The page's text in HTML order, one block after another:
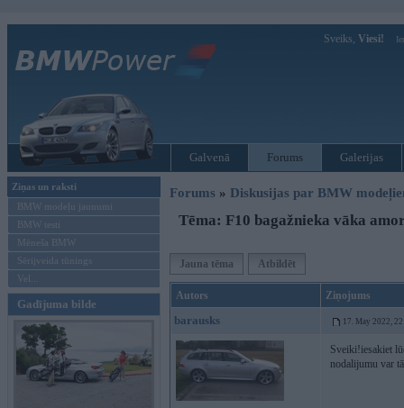
Sveiks, Viesi!
Galvenā Forums Galerijas
Ziņas un raksti
BMW modeļu jaunumi
BMW testi
Mēneša BMW
Sērijveida tūnings
Vel...
Gadījuma bilde
Forums » Diskusijas par BMW
Tēma: F10 bagažnieka vāka
Jauna tēma Atbildēt
Autors Ziņojums
barausks 17. May 2022,
Sveiki!iesakiet
nodalijumu var